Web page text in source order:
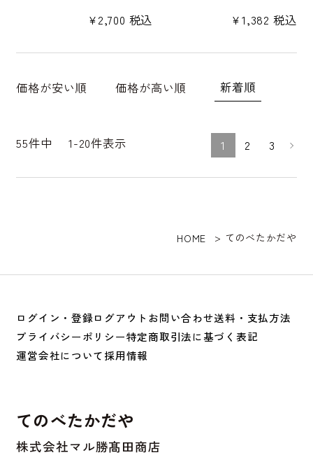
¥2,700 税込 ¥1,382 税込
価格が安い順 価格が高い順 新着順
55件中 1-20件表示 1 2 3
HOME てのべたかだや
てのべたかだや
株式会社マル勝髙田商店
ログイン・登録ログアウト お問い合わせ送料・支払方法
プライバシーポリシー特定商取引法に基づく表記
運営会社について採用情報